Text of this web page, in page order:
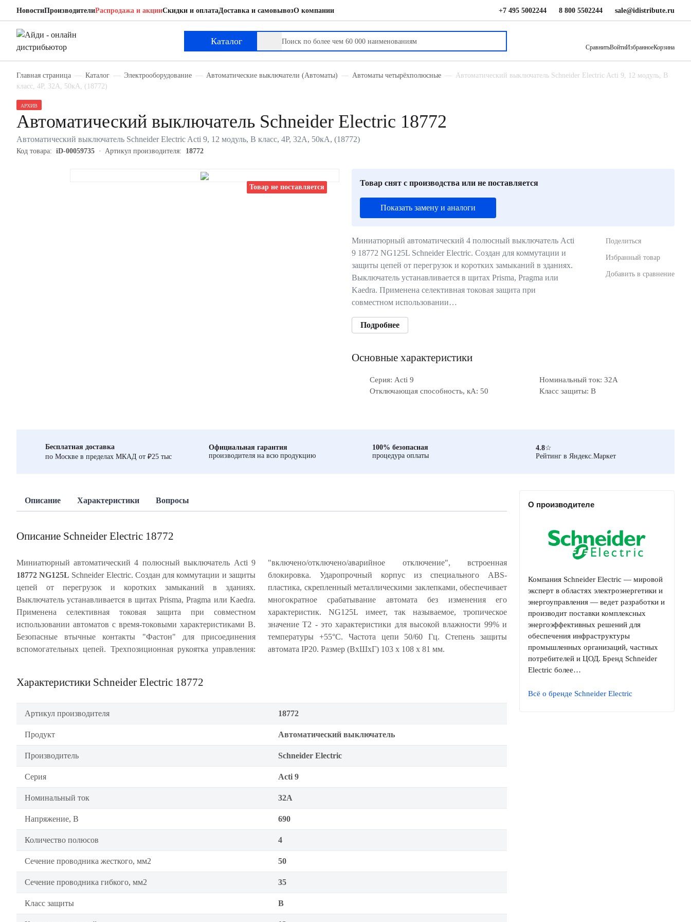
НовостиПроизводителиРаспродажа и акцииСкидки и оплатаДоставка и самовывозО компании +7 495 5002244 8 800 5502244 sale@idistribute.ru
Каталог
СравнитьВойтиИзбранноеКорзина
Главная страница Каталог Электрооборудование Автоматические выключатели (Автоматы) Автоматы четырёхполюсные
Автоматический выключатель Schneider Electric Acti 9, 12 модуль, B
класс, 4P, 32А, 50кА, (18772)
Товар не поставляется
АРХИВ
Автоматический выключатель Schneider Electric 18772
Автоматический выключатель Schneider Electric Acti 9, 12 модуль, B класс, 4P, 32А, 50кА, (18772)
Код товара: iD-00059735 Артикул производителя: 18772
Товар снят с производства или не поставляется
Показать замену и аналоги
Миниатюрный автоматический 4 полюсный выключатель Acti
9 18772 NG125L Schneider Electric. Создан для коммутации и
защиты цепей от перегрузок и коротких замыканий в зданиях.
Выключатель устанавливается в щитах Prisma, Pragma или
Kaedra. Применена селективная токовая защита при
совместном использовании…
Подробнее
Поделиться
Избранный товар
Добавить в сравнение
Основные характеристики
Серия: Acti 9
Номинальный ток: 32А
Отключающая способность, кА: 50
Класс защиты: B
Бесплатная доставка
по Москве в пределах МКАД от ₽25 тыс
Официальная гарантия
производителя на всю продукцию
100% безопасная
процедура оплаты
4.8☆
Рейтинг в Яндекс.Маркет
Описание Характеристики Вопросы
Описание Schneider Electric 18772
Миниатюрный автоматический 4 полюсный выключатель Acti 9
18772 NG125L Schneider Electric. Создан для коммутации и защиты
цепей от перегрузок и коротких замыканий в зданиях.
Выключатель устанавливается в щитах Prisma, Pragma или Kaedra.
Применена селективная токовая защита при совместном
использовании автоматов с время-токовыми характеристиками B.
Безопасные втычные контакты "Фастон" для присоединения
вспомогательных цепей. Трехпозиционная рукоятка управления:
"включено/отключено/аварийное отключение", встроенная
блокировка. Ударопрочный корпус из специального ABS-
пластика, скрепленный металлическими заклепками, обеспечивает
многократное срабатывание автомата без изменения его
характеристик. NG125L имеет, так называемое, тропическое
значение Т2 - это характеристики для высокой влажности 99% и
температуры +55°С. Частота цепи 50/60 Гц. Степень защиты
автомата IP20. Размер (ВхШхГ) 103 х 108 х 81 мм.
Характеристики Schneider Electric 18772
Артикул производителя 18772
Продукт Автоматический выключатель
Производитель Schneider Electric
Серия Acti 9
Номинальный ток 32А
Напряжение, В 690
Количество полюсов 4
Сечение проводника жесткого, мм2 50
Сечение проводника гибкого, мм2 35
Класс защиты B
О производителе
Компания Schneider Electric — мировой
эксперт в областях электроэнергетики и
энергоуправления — ведет разработки и
производит поставки комплексных
энергоэффективных решений для
обеспечения инфраструктуры
промышленных организаций, частных
потребителей и ЦОД. Бренд Schneider
Electric более…
Всё о бренде Schneider Electric
Schneider Electric 18772
Автоматический выключатель